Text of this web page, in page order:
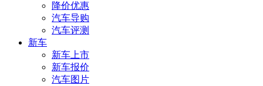
降价优惠
汽车导购
汽车评测
新车
新车上市
新车报价
汽车图片